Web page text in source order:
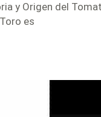
y Origen del
es